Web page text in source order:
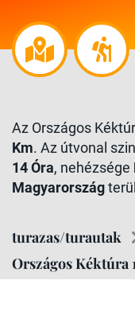
Az Országos
Km. Az útvonal
14 Óra, nehézsége
Magyarország
turazas/turautak
Országos Kéktúra